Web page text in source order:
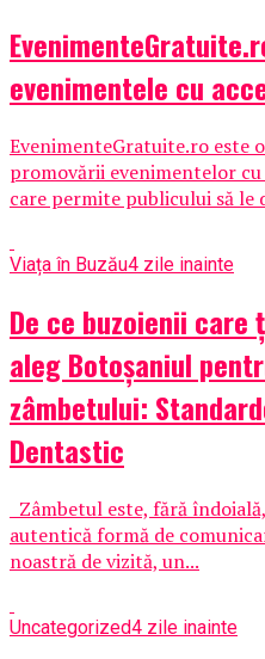
evenimentele cu
EvenimenteGratuite.ro este
promovării evenimentelor
care permite publicului să le
Viața în Buzău4 zile inainte
De ce buzoienii
aleg Botoșaniul
zâmbetului:
Dentastic
Zâmbetul este, fără
autentică formă de
noastră de vizită, un...
Uncategorized4 zile inainte